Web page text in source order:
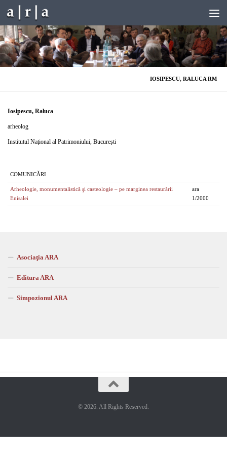
Skip to content
IOSIPESCU, RALUCA RM
Iosipescu, Raluca
arheolog
Institutul Național al Patrimoniului, București
COMUNICĂRI
Arheologie, monumentalistică şi casteologie – pe marginea restaurării
Enisalei
ara
1/2000
Asociaţia ARA
Editura ARA
Simpozionul ARA
© 2026. All Rights Reserved.